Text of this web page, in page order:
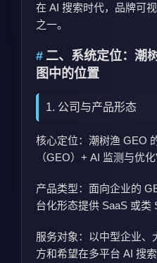
在 AI 搜索时代，品牌可
之一。
二、系统定位：潮
图中的位置
1. 公司与产品形态
核心定位：潮树渔 GEO
（GEO）+ AI 监测与优化”
产品类型：面向企业的
台化形态提供 SaaS 或类
服务对象：以中型企业、
方和希望在多平台 AI 搜